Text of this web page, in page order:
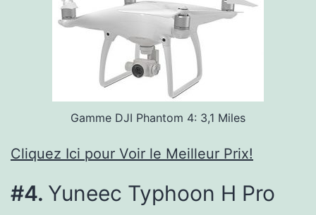
Gamme DJI Phantom 4: 3,1 Miles
Cliquez Ici pour Voir le Meilleur Prix!
#4. Yuneec Typhoon H Pro